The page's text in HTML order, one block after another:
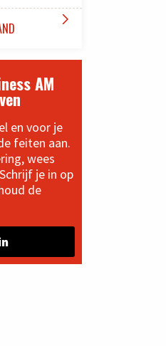

AM
en voor je
feiten aan.
wees
je in op
de